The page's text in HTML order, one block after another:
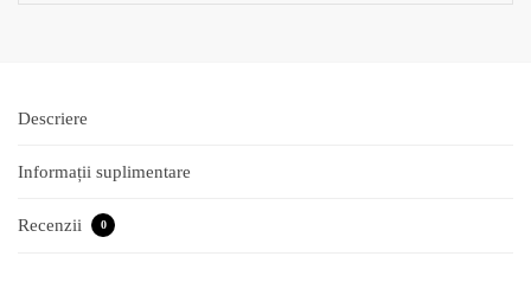
Descriere
Informații suplimentare
Recenzii 0